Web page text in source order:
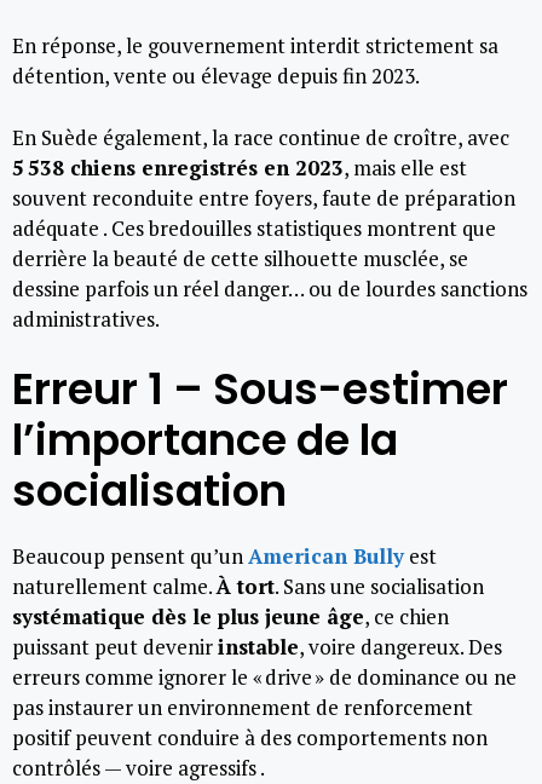
En réponse, le gouvernement interdit strictement sa
détention, vente ou élevage depuis fin 2023.
En Suède également, la race continue de croître, avec
5 538 chiens enregistrés en 2023, mais elle est
souvent reconduite entre foyers, faute de préparation
adéquate . Ces bredouilles statistiques montrent que
derrière la beauté de cette silhouette musclée, se
dessine parfois un réel danger… ou de lourdes sanctions
administratives.
Erreur 1 – Sous-estimer
l’importance de la
socialisation
Beaucoup pensent qu’unAmerican Bullyest
naturellement calme.À tort. Sans une socialisation
systématique dès le plus jeune âge, ce chien
puissant peut devenirinstable, voire dangereux. Des
erreurs comme ignorer le « drive » de dominance ou ne
pas instaurer un environnement de renforcement
positif peuvent conduire à des comportements non
contrôlés — voire agressifs .